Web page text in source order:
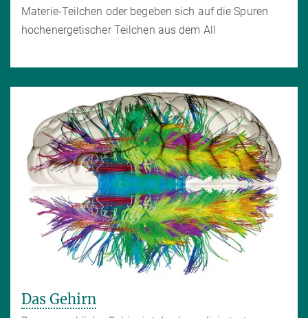
Materie-Teilchen oder begeben sich auf die Spuren
hochenergetischer Teilchen aus dem All
Das Gehirn